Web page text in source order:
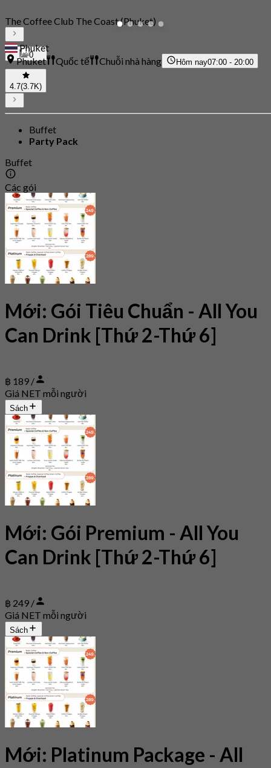
0
The Coffee Club The Coast (Phuket)
Phuket
Phuket
Quốc tế Chuỗi nhà hàng Hôm nay07:00 - 20:00
4.7(3.7K)
Buffet
Party Pack
Buffet
Các gói
Mới: Gói Tiêu Chuẩn - All You
Can Drink [Thứ 2-Thứ 6]
฿ 189 /
Giá NET mỗi người
Sách
Mới: Gói Premium - All You
Can Drink [Thứ 2-Thứ 6]
฿ 249 /
Giá NET mỗi người
Sách
Mới: Platinum Package - All